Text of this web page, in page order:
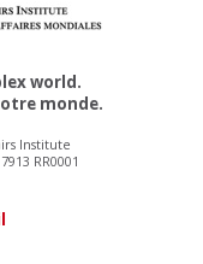
world.
monde.
Institute
RR0001